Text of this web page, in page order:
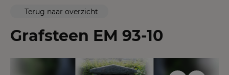
Terug naar overzicht
Grafsteen EM 93-10